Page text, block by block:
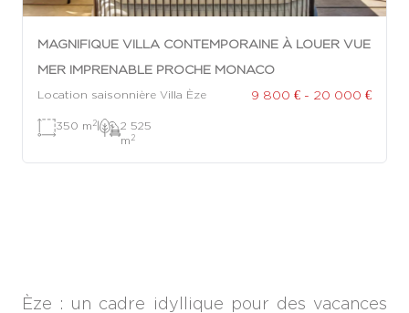
MAGNIFIQUE VILLA CONTEMPORAINE À LOUER VUE
MER IMPRENABLE PROCHE MONACO
Location saisonnière Villa Èze 9 800 € - 20 000 €
350 m 2|
2 525
m 2
Èze : un cadre idyllique pour des vacances